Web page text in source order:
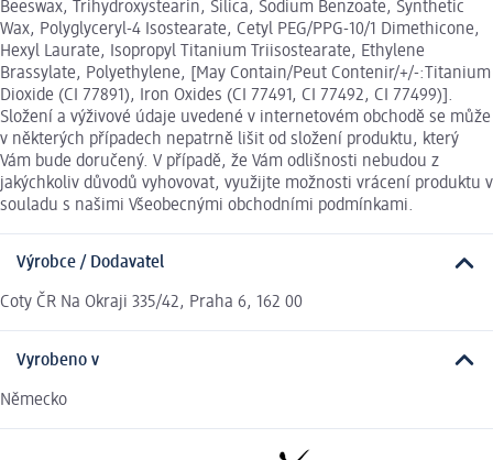
Beeswax, Trihydroxystearin, Silica, Sodium Benzoate, Synthetic
Wax, Polyglyceryl-4 Isostearate, Cetyl PEG/PPG-10/1 Dimethicone,
Hexyl Laurate, Isopropyl Titanium Triisostearate, Ethylene
Brassylate, Polyethylene, [May Contain/Peut Contenir/+/-:Titanium
Dioxide (CI 77891), Iron Oxides (CI 77491, CI 77492, CI 77499)].
Složení a výživové údaje uvedené v internetovém obchodě se může
v některých případech nepatrně lišit od složení produktu, který
Vám bude doručený. V případě, že Vám odlišnosti nebudou z
jakýchkoliv důvodů vyhovovat, využijte možnosti vrácení produktu v
souladu s našimi Všeobecnými obchodními podmínkami.
Výrobce / Dodavatel
Coty ČR Na Okraji 335/42, Praha 6, 162 00
Vyrobeno v
Německo